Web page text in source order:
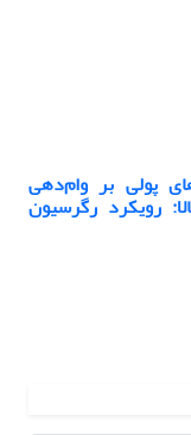
پولی بر وام‌دهی
رویکرد رگرسیون